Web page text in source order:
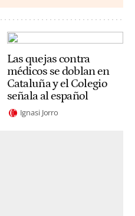
Las quejas contra
médicos se doblan en
Cataluña y el Colegio
señala al español
Ignasi Jorro